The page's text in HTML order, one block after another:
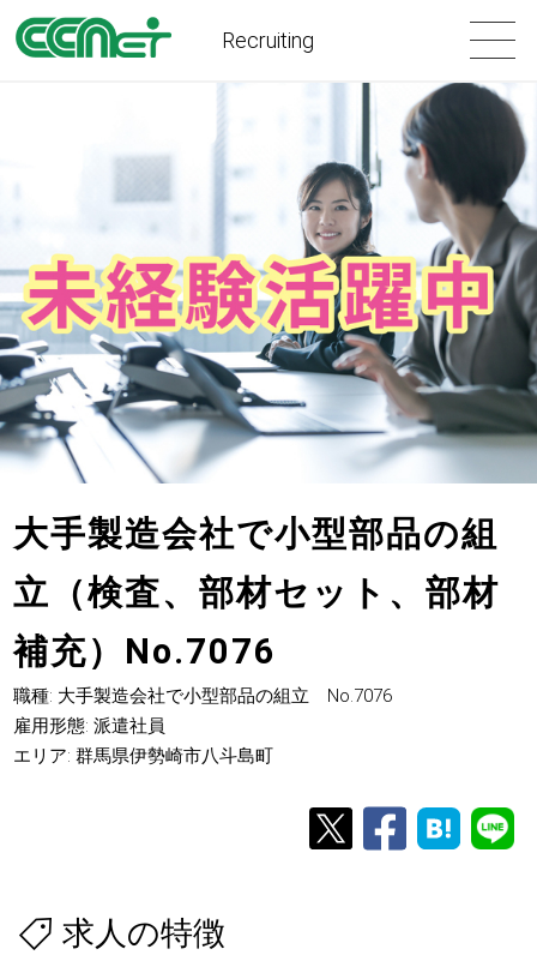
Recruiting
大手製造会社で小型部品の組
立（検査、部材セット、部材
補充）No.7076
職種: 大手製造会社で小型部品の組立 No.7076
雇用形態: 派遣社員
エリア: 群馬県伊勢崎市八斗島町
求人の特徴